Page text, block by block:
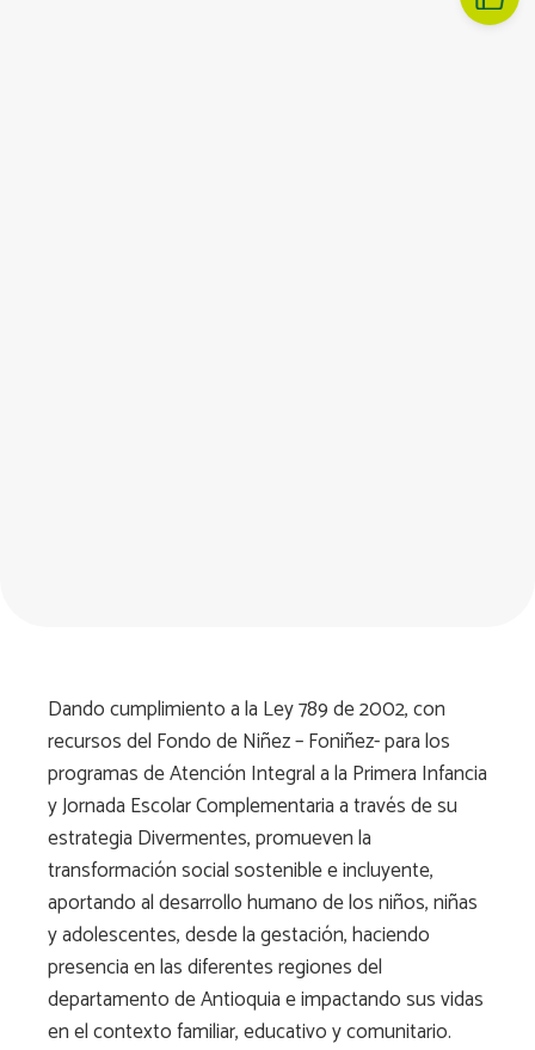
Dando cumplimiento a la Ley 789 de 2002, con
recursos del Fondo de Niñez – Foniñez- para los
programas de Atención Integral a la Primera Infancia
y Jornada Escolar Complementaria a través de su
estrategia Divermentes, promueven la
transformación social sostenible e incluyente,
aportando al desarrollo humano de los niños, niñas
y adolescentes, desde la gestación, haciendo
presencia en las diferentes regiones del
departamento de Antioquia e impactando sus vidas
en el contexto familiar, educativo y comunitario.